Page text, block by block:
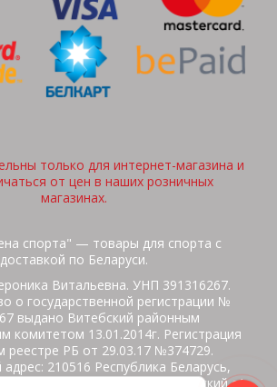
только для интернет-магазина и
от цен в наших розничных
магазинах.
спорта" — товары для спорта с
доставкой по Беларуси.
Витальевна. УНП 391316267.
о государственной регистрации №
выдано Витебский районным
комитетом 13.01.2014г. Регистрация
реестре РБ от 29.03.17 №374729.
210516 Республика Беларусь,
Витебский район, Бабиничский с/